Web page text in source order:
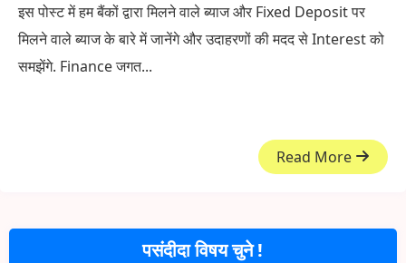
इस पोस्ट में हम बैंकों द्वारा मिलने वाले ब्याज और Fixed Deposit पर
मिलने वाले ब्याज के बारे में जानेंगे और उदाहरणों की मदद से Interest को
समझेंगे. Finance जगत...
Read More
पसंदीदा विषय चुने !